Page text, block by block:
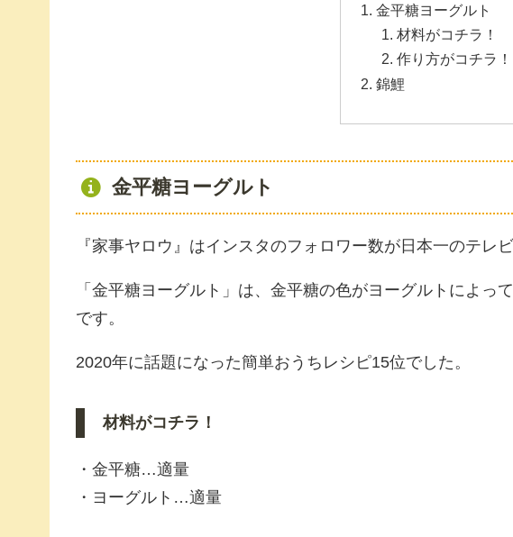
金平糖ヨーグルト
材料がコチラ！
作り方がコチラ！
錦鯉
金平糖ヨーグルト
『家事ヤロウ』はインスタのフォロワー数が日本一のテレビ
「金平糖ヨーグルト」は、金平糖の色がヨーグルトによっ
です。
2020年に話題になった簡単おうちレシピ15位でした。
材料がコチラ！
・金平糖…適量
・ヨーグルト…適量